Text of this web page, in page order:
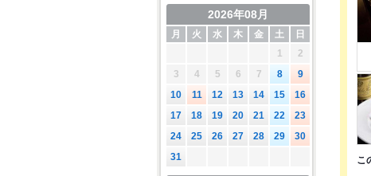
2026年08月
月 火 水 木 金 土
日
1
2
3
4 5 6 7 8
9
10
11 12 13 14 15
16
17
18 19 20 21 22
23
24
25 26 27 28 29
30
31
こ